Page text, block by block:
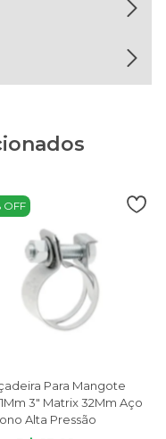
OFF
Para Mangote
3" Matrix 32Mm Aço
Alta Pressão